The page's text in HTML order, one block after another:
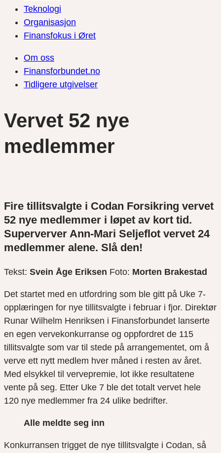
Teknologi
Organisasjon
Finansfokus i Øret
Om oss
Finansforbundet.no
Tidligere utgivelser
Vervet 52 nye
medlemmer
Fire tillitsvalgte i Codan Forsikring vervet
52 nye medlemmer i løpet av kort tid.
Superverver Ann-Mari Seljeflot vervet 24
medlemmer alene. Slå den!
Tekst: Svein Åge Eriksen Foto: Morten Brakestad
Det startet med en utfordring som ble gitt på Uke 7-
opplæringen for nye tillitsvalgte i februar i fjor. Direktør
Runar Wilhelm Henriksen i Finansforbundet lanserte
en egen vervekonkurranse og oppfordret de 115
tillitsvalgte som var til stede på arrangementet, om å
verve ett nytt medlem hver måned i resten av året.
Med elsykkel til vervepremie, lot ikke resultatene
vente på seg. Etter Uke 7 ble det totalt vervet hele
120 nye medlemmer fra 24 ulike bedrifter.
Alle meldte seg inn
Konkurransen trigget de nye tillitsvalgte i Codan, så